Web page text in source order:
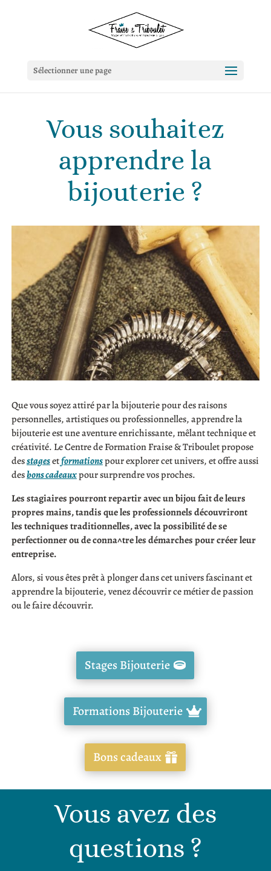
Sélectionner une page
Vous souhaitez
apprendre la
bijouterie ?
Que vous soyez attiré par la bijouterie pour des raisons
personnelles, artistiques ou professionnelles, apprendre la
bijouterie est une aventure enrichissante, mêlant technique et
créativité. Le Centre de Formation Fraise & Triboulet propose
desstagesetformationspour explorer cet univers, et offre aussi
desbons cadeauxpour surprendre vos proches.
Les stagiaires pourront repartir avec un bijou fait de leurs
propres mains, tandis que les professionnels découvriront
les techniques traditionnelles, avec la possibilité de se
perfectionner ou de conna^tre les démarches pour créer leur
entreprise.
Alors, si vous êtes prêt à plonger dans cet univers fascinant et
apprendre la bijouterie, venez découvrir ce métier de passion
ou le faire découvrir.
Stages Bijouterie
Formations Bijouterie
Bons cadeaux
Vous avez des
questions ?